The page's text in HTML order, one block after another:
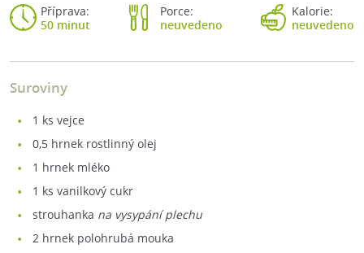
Příprava:
50 minut
Porce:
neuvedeno
Kalorie:
neuvedeno
Suroviny
1 ks vejce
0,5 hrnek rostlinný olej
1 hrnek mléko
1 ks vanilkový cukr
strouhanka na vysypání plechu
2 hrnek polohrubá mouka